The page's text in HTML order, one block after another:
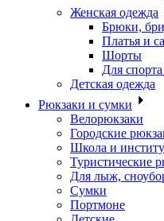
Женская одежда
Брюки,
Платья и
Шорты
Для
Детская одежда
Рюкзаки и сумки
Велорюкзаки
Городские
Школа и
Туристические
Для лыж,
Сумки
Портмоне